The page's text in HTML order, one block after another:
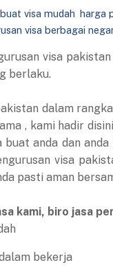
buat visa mudah harga
visa berbagai
visa
berlaku.
dalam
, kami hadir
anda dan
visa
pasti aman
kami, biro jasa
bekerja